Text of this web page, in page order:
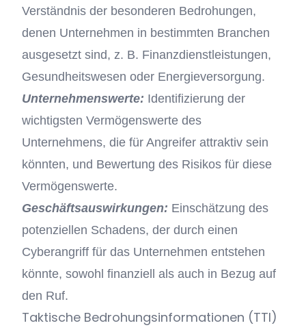
Verständnis der besonderen Bedrohungen,
denen Unternehmen in bestimmten Branchen
ausgesetzt sind, z. B. Finanzdienstleistungen,
Gesundheitswesen oder Energieversorgung.
Unternehmenswerte: Identifizierung der
wichtigsten Vermögenswerte des
Unternehmens, die für Angreifer attraktiv sein
könnten, und Bewertung des Risikos für diese
Vermögenswerte.
Geschäftsauswirkungen: Einschätzung des
potenziellen Schadens, der durch einen
Cyberangriff für das Unternehmen entstehen
könnte, sowohl finanziell als auch in Bezug auf
den Ruf.
Taktische Bedrohungsinformationen (TTI)